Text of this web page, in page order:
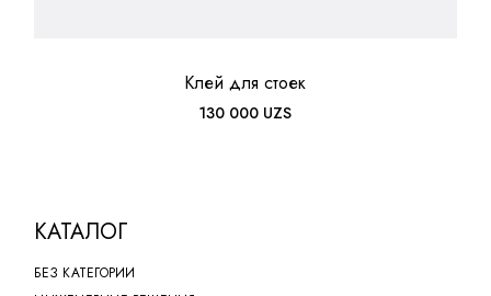
Клей для стоек
130 000 UZS
КАТАЛОГ
БЕЗ КАТЕГОРИИ